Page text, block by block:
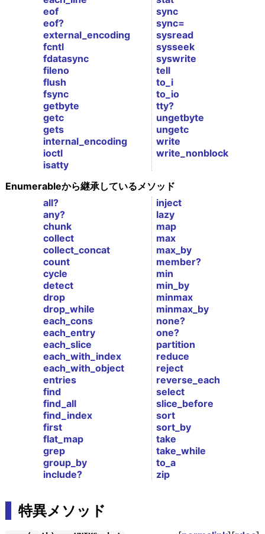
eof
eof?
external_encoding
fcntl
fdatasync
fileno
flush
fsync
getbyte
getc
gets
internal_encoding
ioctl
isatty
sync
sync=
sysread
sysseek
syswrite
tell
to_i
to_io
tty?
ungetbyte
ungetc
write
write_nonblock
Enumerableから継承しているメソッド
all?
any?
chunk
collect
collect_concat
count
cycle
detect
drop
drop_while
each_cons
each_entry
each_slice
each_with_index
each_with_object
entries
find
find_all
find_index
first
flat_map
grep
group_by
include?
inject
lazy
map
max
max_by
member?
min
min_by
minmax
minmax_by
none?
one?
partition
reduce
reject
reverse_each
select
slice_before
sort
sort_by
take
take_while
to_a
zip
特異メソッド